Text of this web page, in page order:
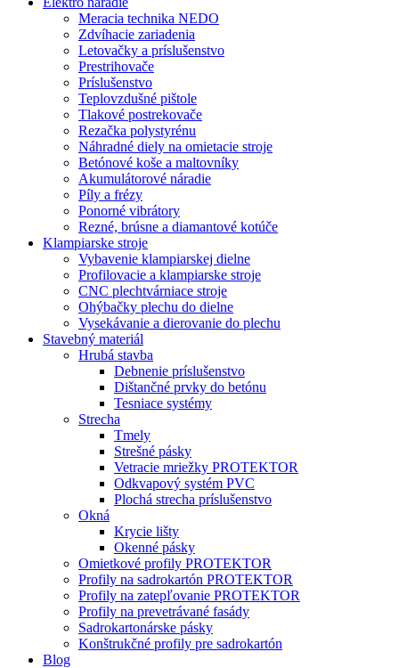
Meracia technika NEDO
Zdvíhacie zariadenia
Letovačky a príslušenstvo
Prestrihovače
Príslušenstvo
Teplovzdušné pištole
Tlakové postrekovače
Rezačka polystyrénu
Náhradné diely na omietacie stroje
Betónové koše a maltovníky
Akumulátorové náradie
Píly a frézy
Ponorné vibrátory
Rezné, brúsne a diamantové kotúče
Klampiarske stroje
Vybavenie klampiarskej dielne
Profilovacie a klampiarske stroje
CNC plechtvárniace stroje
Ohýbačky plechu do dielne
Vysekávanie a dierovanie do plechu
Stavebný materiál
Hrubá stavba
Debnenie príslušenstvo
Dištančné prvky do betónu
Tesniace systémy
Strecha
Tmely
Strešné pásky
Vetracie mriežky PROTEKTOR
Odkvapový systém PVC
Plochá strecha príslušenstvo
Okná
Krycie lišty
Okenné pásky
Omietkové profily PROTEKTOR
Profily na sadrokartón PROTEKTOR
Profily na zatepľovanie PROTEKTOR
Profily na prevetrávané fasády
Sadrokartonárske pásky
Konštrukčné profily pre sadrokartón
Blog